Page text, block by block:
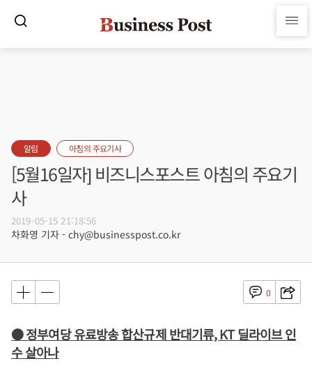
알림 아침의 주요기사
[5월16일자] 비즈니스포스트 아침의 주요기
사
2019-05-15 21:18:56
차화영 기자 - chy@businesspost.co.kr
0
● 정부여당 유료방송 합산규제 반대기류, KT 딜라이브 인
수 살아나